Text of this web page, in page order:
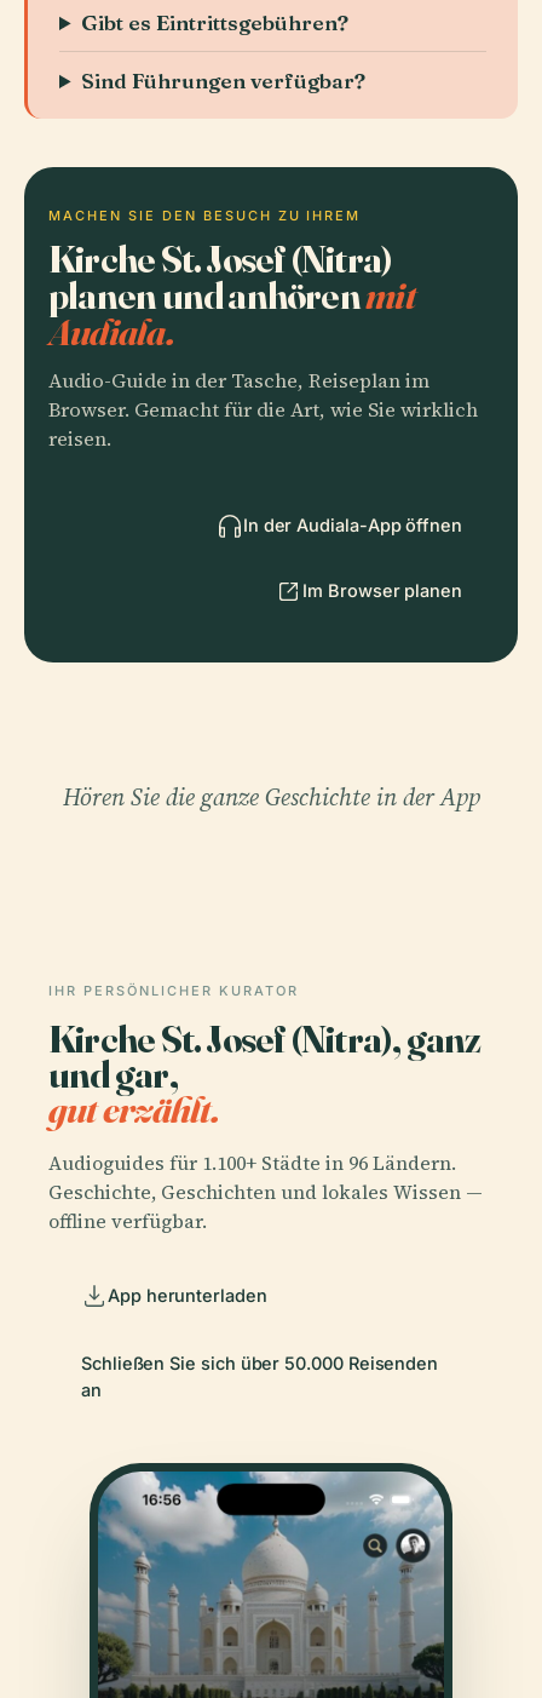
Gibt es Eintrittsgebühren?
Sind Führungen verfügbar?
MACHEN SIE DEN BESUCH ZU IHREM
Kirche St. Josef (Nitra)
planen und anhörenmit
Audiala.
Audio-Guide in der Tasche, Reiseplan im
Browser. Gemacht für die Art, wie Sie wirklich
reisen.
In der Audiala-App öffnen
Im Browser planen
Hören Sie die ganze Geschichte in der App
IHR PERSÖNLICHER KURATOR
Kirche St. Josef (Nitra), ganz
und gar,
gut erzählt.
Audioguides für 1.100+ Städte in 96 Ländern.
Geschichte, Geschichten und lokales Wissen —
offline verfügbar.
App herunterladen
Schließen Sie sich über 50.000 Reisenden
an